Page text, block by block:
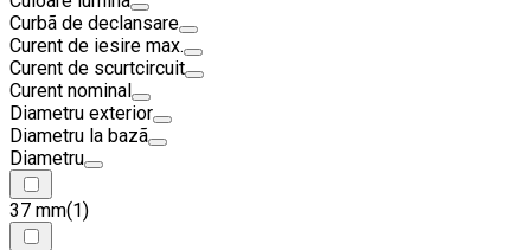
Curbã de declansare
Curent de iesire max.
Curent de scurtcircuit
Curent nominal
Diametru exterior
Diametru la bazã
Diametru
37 mm(1)